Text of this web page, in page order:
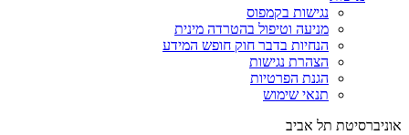
נגישות בקמפוס
מניעה וטיפול בהטרדה מינית
הנחיות בדבר חוק חופש המידע
הצהרת נגישות
הגנת הפרטיות
תנאי שימוש
אוניברסיטת תל אביב